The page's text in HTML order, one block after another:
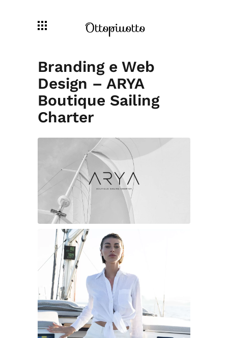
Branding e Web
Design – ARYA
Boutique Sailing
Charter